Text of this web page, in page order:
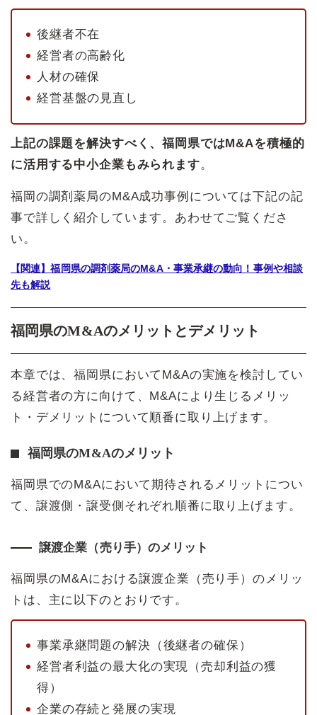
後継者不在
経営者の高齢化
人材の確保
経営基盤の見直し
上記の課題を解決すべく、福岡県ではM&Aを積極的
に活用する中小企業もみられます。
福岡の調剤薬局のM&A成功事例については下記の記
事で詳しく紹介しています。あわせてご覧くださ
い。
【関連】福岡県の調剤薬局のM&A・事業承継の動向！事例や相談
先も解説
福岡県のM&Aのメリットとデメリット
本章では、福岡県においてM&Aの実施を検討してい
る経営者の方に向けて、M&Aにより生じるメリッ
ト・デメリットについて順番に取り上げます。
福岡県のM&Aのメリット
福岡県でのM&Aにおいて期待されるメリットについ
て、譲渡側・譲受側それぞれ順番に取り上げます。
譲渡企業（売り手）のメリット
福岡県のM&Aにおける譲渡企業（売り手）のメリッ
トは、主に以下のとおりです。
事業承継問題の解決（後継者の確保）
経営者利益の最大化の実現（売却利益の獲
得）
企業の存続と発展の実現